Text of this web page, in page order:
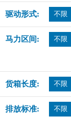
驱动形式: 不限
马力区间: 不限
货箱长度: 不限
排放标准: 不限